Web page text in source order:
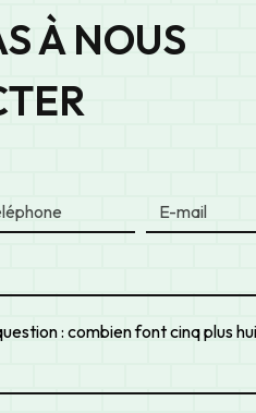
À NOUS
: combien font cinq plus